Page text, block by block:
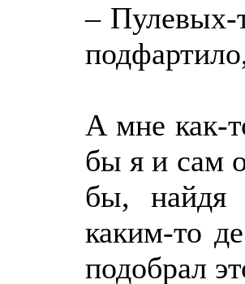
– Пулевых-
А мне как-
бы я и сам
бы, найдя
каким-то
подобрал